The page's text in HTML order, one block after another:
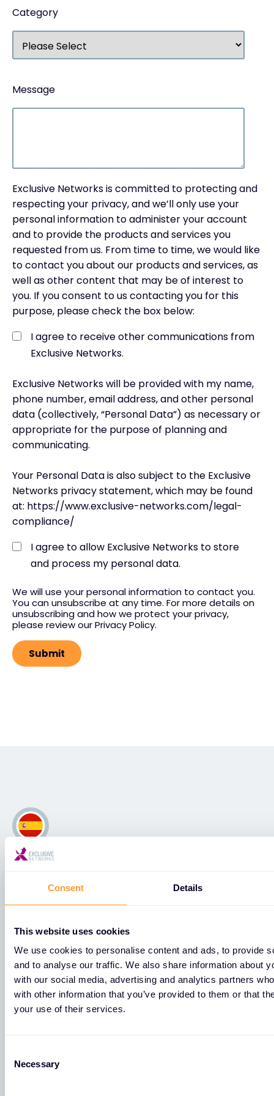
Consent Details
This website uses cookies
We use cookies to personalise content and ads, to provide
and to analyse our traffic. We also share information about
with our social media, advertising and analytics partners
with other information that you’ve provided to them or that
your use of their services.
Necessary
Category
Message
Exclusive Networks is committed to protecting and
respecting your privacy, and we’ll only use your
personal information to administer your account
and to provide the products and services you
requested from us. From time to time, we would like
to contact you about our products and services, as
well as other content that may be of interest to
you. If you consent to us contacting you for this
purpose, please check the box below:
I agree to receive other communications from
Exclusive Networks.
Exclusive Networks will be provided with my name,
phone number, email address, and other personal
data (collectively, “Personal Data”) as necessary or
appropriate for the purpose of planning and
communicating.
Your Personal Data is also subject to the Exclusive
Networks privacy statement, which may be found
at: https://www.exclusive-networks.com/legal-
compliance/
I agree to allow Exclusive Networks to store
and process my personal data.
We will use your personal information to contact you.
You can unsubscribe at any time. For more details on
unsubscribing and how we protect your privacy,
please review our Privacy Policy.
España
Consulta todas nuestras ubicaciones en Spain.
Madrid
C. de Arturo Soria,
336, Planta 8, Cdad. Lineal,
Madrid
+34 91 197 66 01